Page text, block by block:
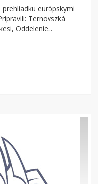
prehliadku európskymi
Ternovszká
Oddelenie...